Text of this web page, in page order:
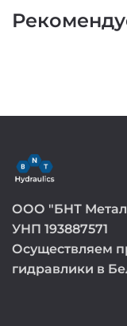
ООО "БНТ
УНП 193887571
Осуществляем
гидравлики в